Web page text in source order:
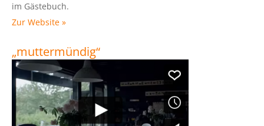
im Gästebuch.
Zur Website »
„muttermündig“